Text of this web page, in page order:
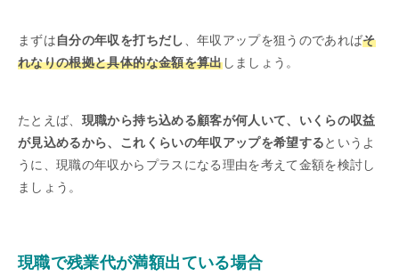
まずは自分の年収を打ちだし 、年収アップを狙うのであればそ
れなりの根拠と具体的な金額を算出しましょう。
たとえば、 現職から持ち込める顧客が何人いて、いくらの収益
が見込めるから、これくらいの年収アップを希望するというよ
うに、現職の年収からプラスになる理由を考えて金額を検討し
ましょう。
現職で残業代が満額出ている場合